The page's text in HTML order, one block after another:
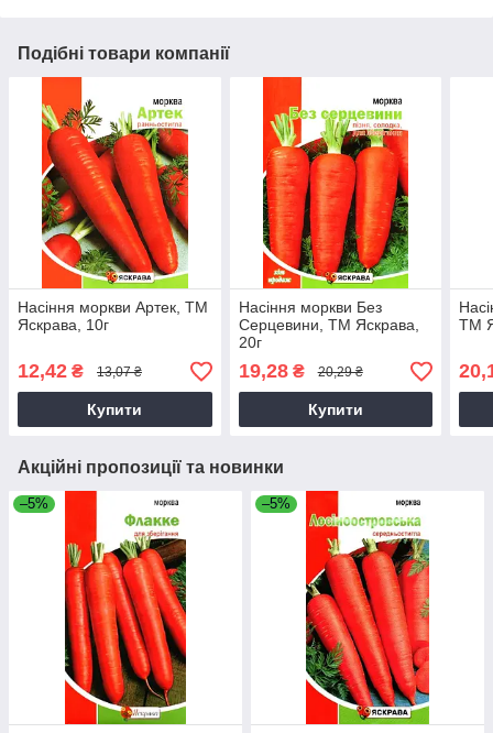
Подібні товари компанії
Насіння моркви Артек, ТМ
Яскрава, 10г
12,42 ₴ 13,07 ₴
Купити
Насіння моркви Без
Серцевини, ТМ Яскрава,
20г
19,28₴ 20,29 ₴
Купити
ТМ
Акційні пропозиції та новинки
–5% –5%